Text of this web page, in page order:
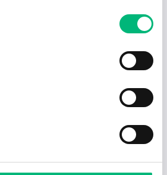
Hälso- och sjukvård i